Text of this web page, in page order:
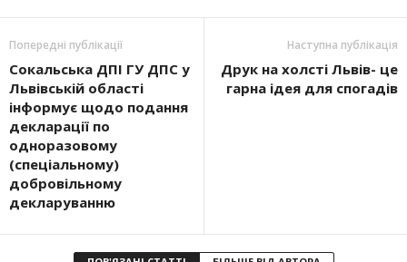
Попередні публікації
Сокальська ДПІ ГУ ДПС у
Львівській області
інформує щодо подання
декларації по
одноразовому
(спеціальному)
добровільному
декларуванню
Наступна публікація
Друк на холсті Львів- це
гарна ідея для спогадів